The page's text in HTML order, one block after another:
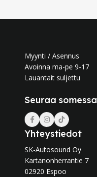
Myynti / Asennus
Avoinna ma-pe 9-17
Lauantait suljettu
Seuraa somessa
Yhteystiedot
SK-Autosound Oy
Kartanonherrantie 7
02920 Espoo